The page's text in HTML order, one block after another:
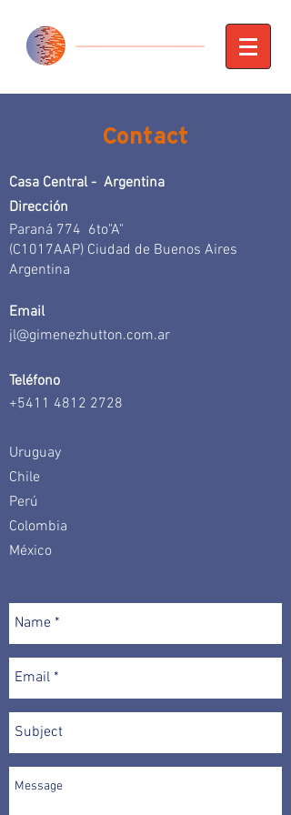
Contact
Casa Central - Argentina
Dirección
Paraná 774 6to"A"
(C1017AAP) Ciudad de Buenos Aires
Argentina
Email
jl@gimenezhutton.com.ar
Teléfono
+5411 4812 2728
Uruguay
Chile
Perú
Colombia
México